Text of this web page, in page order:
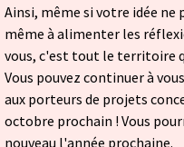
Ainsi, même si votre idée ne
même à alimenter les
vous, c'est tout le territoire
Vous pouvez continuer à
aux porteurs de projets
octobre prochain ! Vous
nouveau l'année prochaine.